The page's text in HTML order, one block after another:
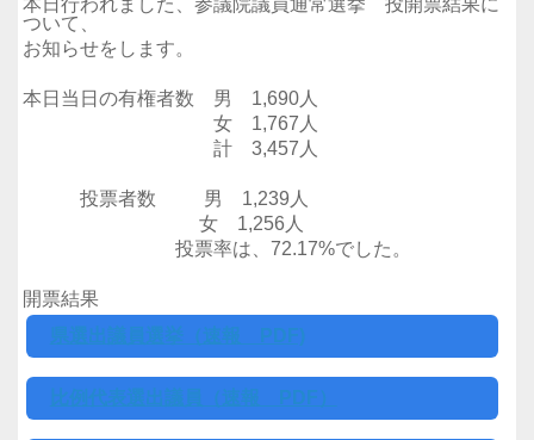
本日行われました、参議院議員通常選挙 投開票結果に
ついて、
お知らせをします。
本日当日の有権者数 男 1,690人
女 1,767人
計 3,457人
投票者数 男 1,239人
女 1,256人
投票率は、72.17%でした。
開票結果
県選出議員選挙（速報 PDF)
比例代表選出議員（速報 PDF）